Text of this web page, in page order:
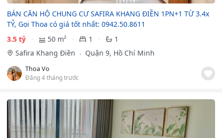
BÁN CĂN HỘ CHUNG CƯ SAFIRA KHANG ĐIỀN 1PN+1 TỪ 3.4x
TỶ, Gọi Thoa có giá tốt nhất: 0942.50.8611
3.5 tỷ
50 m² 1
1
Safira Khang Điền
Quận 9, Hồ Chí Minh
Thoa Vo
Đăng 4 tháng trước